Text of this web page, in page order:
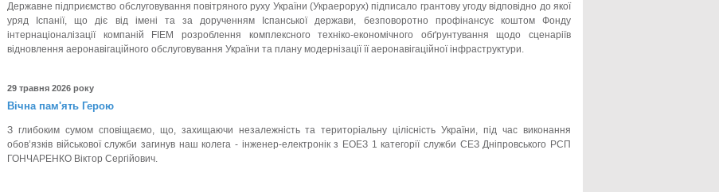
Державне підприємство обслуговування повітряного руху України (Украерорух) підписало грантову угоду відповідно до якої
уряд Іспанії, що діє від імені та за дорученням Іспанської держави, безповоротно профінансує коштом Фонду
інтернаціоналізації компаній FIEM розроблення комплексного техніко-економічного обґрунтування щодо сценаріїв
відновлення аеронавігаційного обслуговування України та плану модернізації її аеронавігаційної інфраструктури.
29 травня 2026 року
Вічна пам'ять Герою
З глибоким сумом сповіщаємо, що, захищаючи незалежність та територіальну цілісність України, під час виконання
обов’язків військової служби загинув наш колега - інженер-електронік з ЕОЕЗ 1 категорії служби СЕЗ Дніпровського РСП
ГОНЧАРЕНКО Віктор Сергійович.